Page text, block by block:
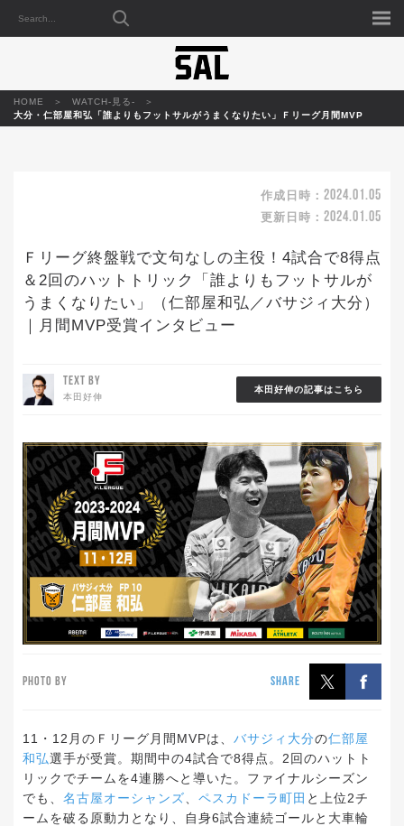
HOME
WATCH-見る-
大分・仁部屋和弘「誰よりもフットサルがうまくなりたい」Ｆリーグ月間MVP
作成日時： 2024.01.05
更新日時： 2024.01.05
Ｆリーグ終盤戦で文句なしの主役！4試合で8得点
＆2回のハットトリック「誰よりもフットサルが
うまくなりたい」（仁部屋和弘／バサジィ大分）
｜月間MVP受賞インタビュー
TEXT BY
本田好伸
本田好伸の記事はこちら
PHOTO BY SHARE
11 ・ 12 月のＦリーグ月間 MVPは、 バサジィ大分の仁部屋
和弘選手が受賞。期間中の4試合で8得点。 2回のハットト
リックでチームを4連勝へと導いた。ファイナルシーズン
でも、 名古屋オーシャンズ ペスカドーラ町田 と上位2チ
ームを破る原動力となり、自身6試合連続ゴールと大車輪